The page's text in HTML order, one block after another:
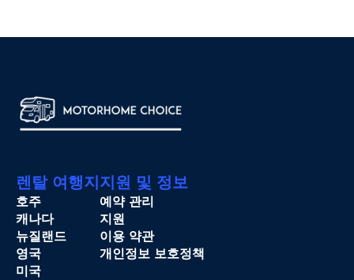
렌탈 여행지
호주
캐나다
뉴질랜드
영국
미국
지원 및 정보
예약 관리
지원
이용 약관
개인정보 보호정책